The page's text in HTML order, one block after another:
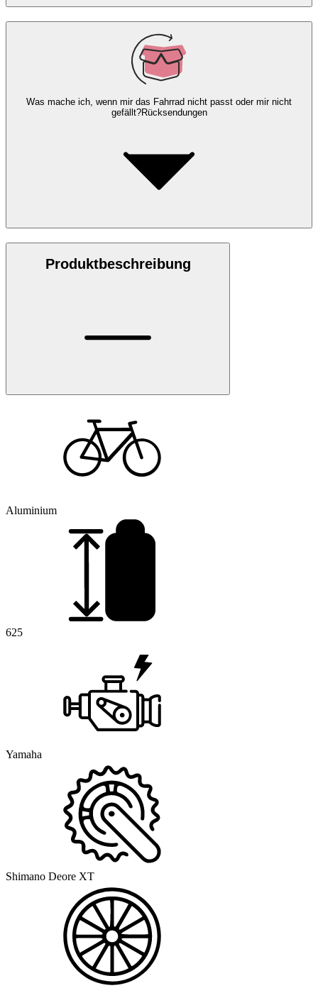
Was mache ich, wenn mir das Fahrrad nicht passt oder mir nicht
gefällt?Rücksendungen
Produktbeschreibung
Aluminium
625
Yamaha
Shimano Deore XT